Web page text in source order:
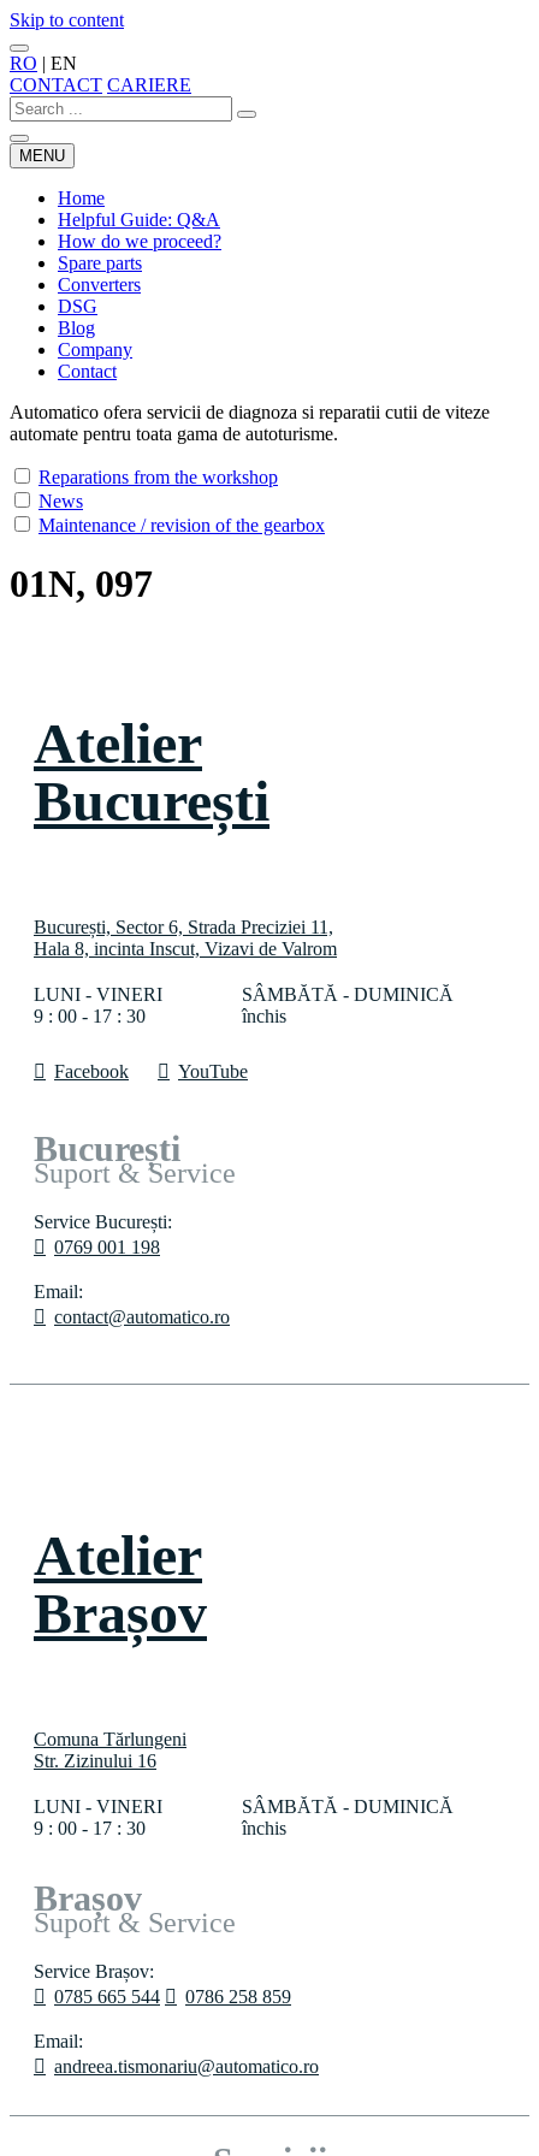
Skip to content
RO | EN
CONTACT CARIERE
MENU
Home
Helpful Guide: Q&A
How do we proceed?
Spare parts
Converters
DSG
Blog
Company
Contact
Automatico ofera servicii de diagnoza si reparatii cutii de viteze
automate pentru toata gama de autoturisme.
Reparations from the workshop
News
Maintenance / revision of the gearbox
01N, 097
Atelier
București
București, Sector 6, Strada Preciziei 11,
Hala 8, incinta Inscut, Vizavi de Valrom
LUNI - VINERI
9 : 00 - 17 : 30
SÂMBĂTĂ - DUMINICĂ
închis
Facebook YouTube
București
Suport & Service
Service București:
0769 001 198
Email:
contact@automatico.ro
Atelier
Brașov
Comuna Tărlungeni
Str. Zizinului 16
LUNI - VINERI
9 : 00 - 17 : 30
SÂMBĂTĂ - DUMINICĂ
închis
Brașov
Suport & Service
Service Brașov:
0785 665 544
0786 258 859
Email:
andreea.tismonariu@automatico.ro